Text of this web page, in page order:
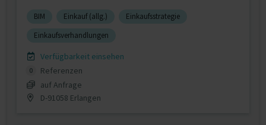
BIM Einkauf (allg.)
Einkaufsstrategie
Einkaufsverhandlungen
Verfügbarkeit einsehen
0
Referenzen
auf Anfrage
D-91058 Erlangen